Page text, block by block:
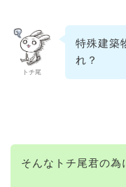
トチ尾
特殊建
れ？
そんなトチ尾君の為